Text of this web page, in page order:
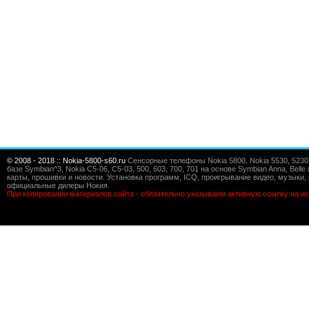
© 2008 - 2018 :: Nokia-5800-s60.ru Сенсорные телефоны Nokia 5800, Nokia 5530,
базе Symbian^3, Nokia C5-06, C5-03, 500, 603, 700, 701 на основе Symbian Anna,
карты, прошивки и новости. Установка программ, ICQ, проигрывание видео,
официальные дилеры Нокия.
При копировании материалов сайта - обязательно указываем активную ссылку на